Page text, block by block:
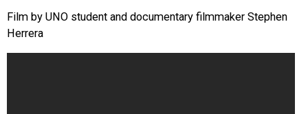
Film by UNO student and documentary filmmaker Stephen
Herrera